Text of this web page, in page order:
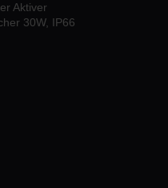
Aktiver
30W, IP66